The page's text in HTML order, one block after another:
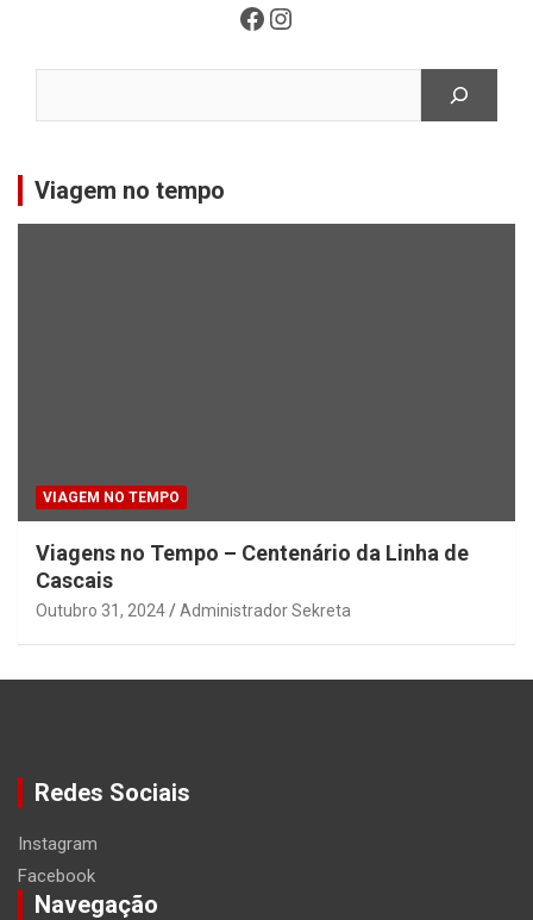
Facebook
Instagram
Viagem no tempo
VIAGEM NO TEMPO
Viagens no Tempo – Centenário da Linha de
Cascais
Outubro 31, 2024 Administrador Sekreta
Redes Sociais
Instagram
Facebook
Navegação